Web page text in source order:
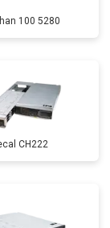
100 5280
CH222